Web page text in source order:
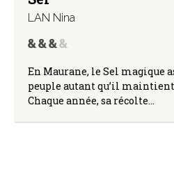
LAN Nina
En Maurane, le Sel magique
peuple autant qu’il
Chaque année, sa récolte…